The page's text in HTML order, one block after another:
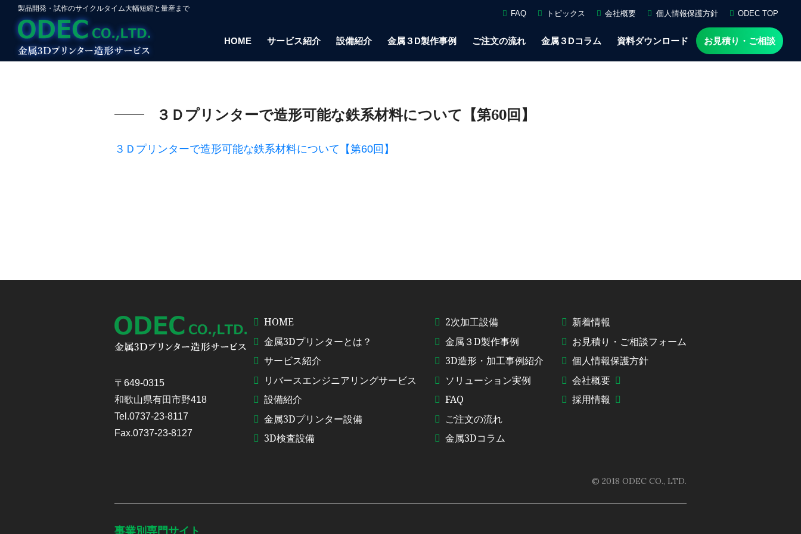
製品開発・試作のサイクルタイム大幅短縮と量産まで
HOME サービス紹介 設備紹介 金属３D製作事例 ご注文の流れ 金属３Dコラム 資料ダウンロード お見積り・ご相談
FAQ トピックス 会社概要 個人情報保護方針 ODEC TOP
３Ｄプリンターで造形可能な鉄系材料について【第60回】
３Ｄプリンターで造形可能な鉄系材料について【第60回】
〒649-0315
和歌山県有田市野418
Tel.0737-23-8117
Fax.0737-23-8127
HOME
金属3Dプリンターとは？
サービス紹介
リバースエンジニアリングサービス
設備紹介
金属3Dプリンター設備
3D検査設備
2次加工設備
金属３D製作事例
3D造形・加工事例紹介
ソリューション実例
FAQ
ご注文の流れ
金属3Dコラム
新着情報
お見積り・ご相談フォーム
個人情報保護方針
会社概要
採用情報
© 2018 ODEC CO., LTD.
事業別専門サイト